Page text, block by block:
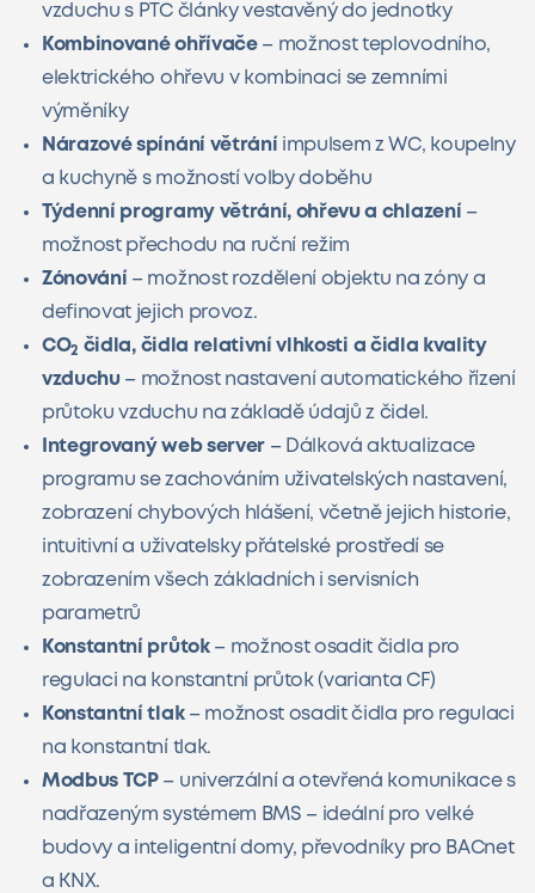
vzduchu s PTC články vestavěný do jednotky
Kombinované ohřívače– možnost teplovodního,
elektrického ohřevu v kombinaci se zemními
výměníky
Nárazové spínání větrání impulsem z WC, koupelny
a kuchyně s možností volby doběhu
Týdenní programy větrání, ohřevu a chlazení –
možnost přechodu na ruční režim
Zónování – možnost rozdělení objektu na zóny a
definovat jejich provoz.
CO2 čidla, čidla relativní vlhkosti a čidla kvality
vzduchu – možnost nastavení automatického řízení
průtoku vzduchu na základě údajů z čidel.
Integrovaný web server– Dálková aktualizace
programu se zachováním uživatelských nastavení,
zobrazení chybových hlášení, včetně jejich historie,
intuitivní a uživatelsky přátelské prostředí se
zobrazením všech základních i servisních
parametrů
Konstantní průtok– možnost osadit čidla pro
regulaci na konstantní průtok (varianta CF)
Konstantní tlak– možnost osadit čidla pro regulaci
na konstantní tlak.
Modbus TCP– univerzální a otevřená komunikace s
nadřazeným systémem BMS – ideální pro velké
budovy a inteligentní domy, převodníky pro BACnet
a KNX.